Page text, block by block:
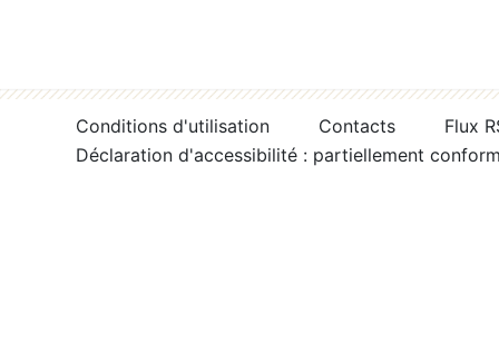
Conditions d'utilisation Contacts
Flux
Déclaration d'accessibilité : partiellement